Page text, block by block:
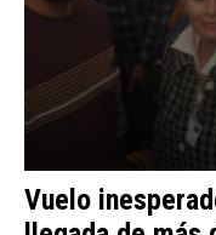
Vuelo